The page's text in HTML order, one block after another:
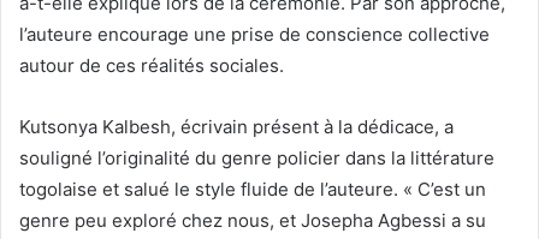
l’auteure encourage une prise de conscience collective
autour de ces réalités sociales.
Kutsonya Kalbesh, écrivain présent à la dédicace, a
souligné l’originalité du genre policier dans la littérature
togolaise et salué le style fluide de l’auteure. « C’est un
genre peu exploré chez nous, et Josepha Agbessi a su